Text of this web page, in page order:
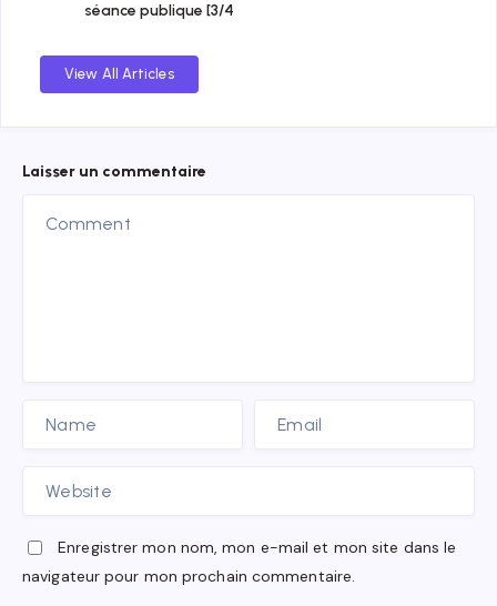
séance publique [3/4
View All Articles
Laisser un commentaire
Enregistrer mon nom, mon e-mail et mon site dans le
navigateur pour mon prochain commentaire.